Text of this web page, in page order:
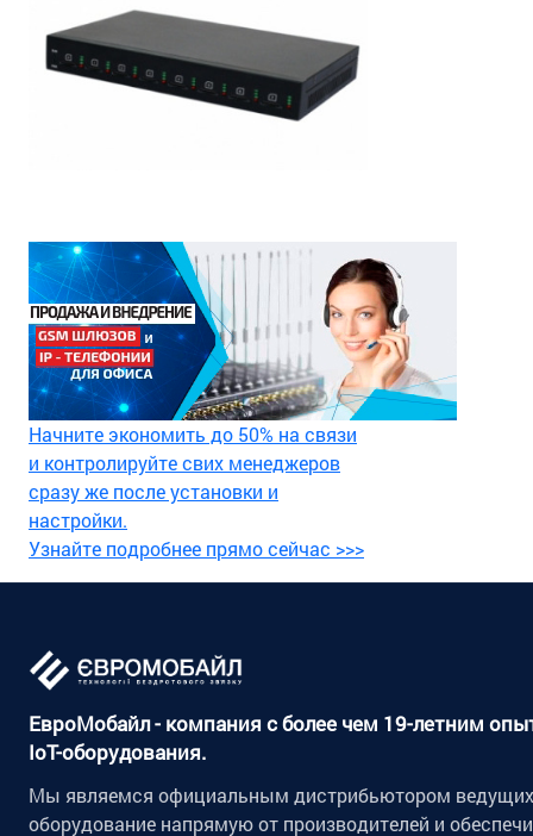
Начните экономить до 50% на связи
и контролируйте свих менеджеров
сразу же после установки и
настройки.
Узнайте подробнее прямо сейчас >>>
ЕвроМобайл - компания с более чем 19-летним
IoT-оборудования.
Мы являемся официальным дистрибьютором
оборудование напрямую от производителей и